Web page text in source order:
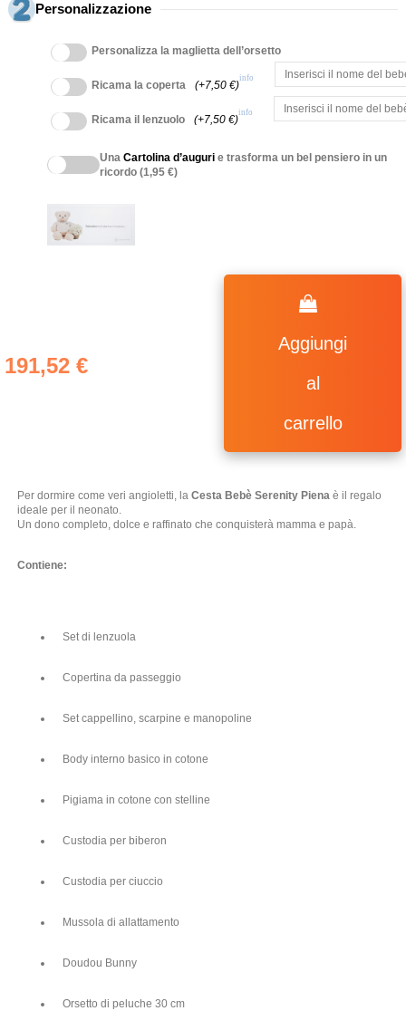
Personalizzazione
Personalizza la maglietta dell’orsetto
Ricama la coperta (+7,50 €)
info
Ricama il lenzuolo (+7,50 €)
info
UnaCartolina d’auguri e trasforma un bel pensiero in un
ricordo (1,95 €)
191,52 €
Aggiungi
al
carrello
Per dormire come veri angioletti, la Cesta Bebè Serenity Piena è il regalo
ideale per il neonato.
Un dono completo, dolce e raffinato che conquisterà mamma e papà.
Contiene:
Set di lenzuola
Copertina da passeggio
Set cappellino, scarpine e manopoline
Body interno basico in cotone
Pigiama in cotone con stelline
Custodia per biberon
Custodia per ciuccio
Mussola di allattamento
Doudou Bunny
Orsetto di peluche 30 cm